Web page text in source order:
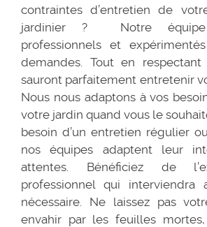
contraintes d’entretien de
jardinier ? Notre
professionnels et
demandes. Tout en
sauront parfaitement entretenir
Nous nous adaptons à vos
votre jardin quand vous le
besoin d’un entretien régulier
nos équipes adaptent leur
attentes. Bénéficiez de
professionnel qui interviendra
nécessaire. Ne laissez pas
envahir par les feuilles